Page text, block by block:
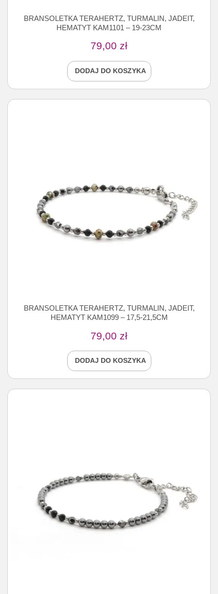
BRANSOLETKA TERAHERTZ, TURMALIN, JADEIT,
HEMATYT KAM1101 – 19-23CM
79,00 zł
DODAJ DO KOSZYKA
BRANSOLETKA TERAHERTZ, TURMALIN, JADEIT,
HEMATYT KAM1099 – 17,5-21,5CM
79,00 zł
DODAJ DO KOSZYKA